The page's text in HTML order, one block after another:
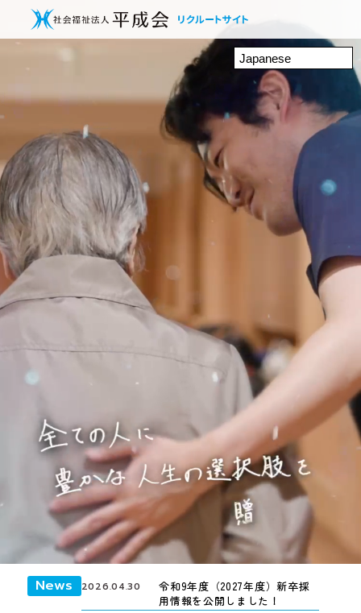
News 2026.04.30
令和9年度（2027年度）新卒採
用情報を公開しました！